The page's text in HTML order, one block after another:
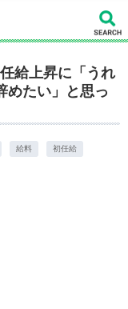
給上昇に「うれ
めたい」と思っ
給料 初任給